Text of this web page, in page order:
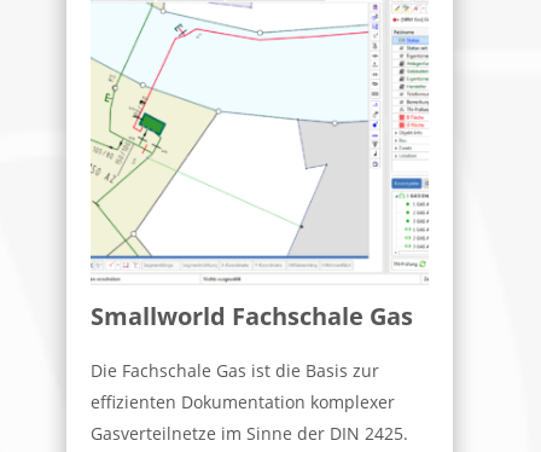
Smallworld Fachschale Gas
Die Fachschale Gas ist die Basis zur
effizienten Dokumentation komplexer
Gasverteilnetze im Sinne der DIN 2425.